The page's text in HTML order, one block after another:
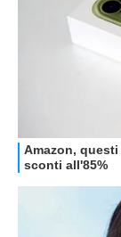
STREAMING E SERIE TV